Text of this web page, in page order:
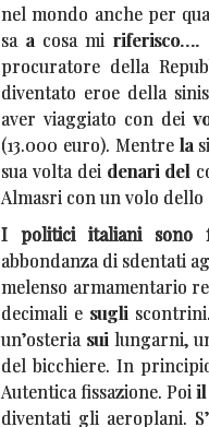
nel mondo anche per
sa a cosa mi riferisco….
procuratore della
diventato eroe della
aver viaggiato con dei
(13.000 euro). Mentre la
sua volta dei denari del
Almasri con un volo
I politici italiani sono
abbondanza di sdentati
melenso armamentario
decimali e sugli
un’osteria sui lungarni,
del bicchiere. In
Autentica fissazione. Poi
diventati gli aeroplani.